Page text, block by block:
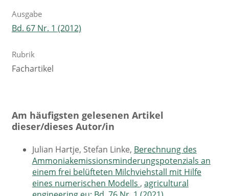
Ausgabe
Bd. 67 Nr. 1 (2012)
Rubrik
Fachartikel
Am häufigsten gelesenen Artikel
dieser/dieses Autor/in
Julian Hartje, Stefan Linke, Berechnung des
Ammoniakemissionsminderungspotenzials an
einem frei belüfteten Milchviehstall mit Hilfe
eines numerischen Modells , agricultural